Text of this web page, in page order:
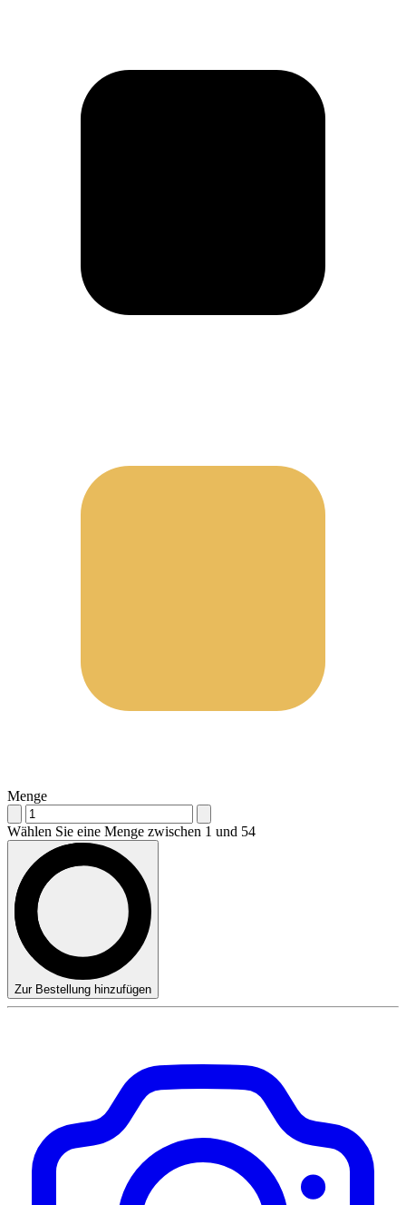
Menge
Wählen Sie eine Menge zwischen 1 und 54
Zur Bestellung hinzufügen